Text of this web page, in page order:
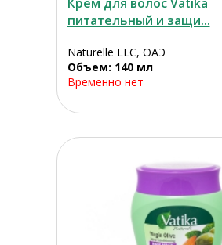
Крем для волос Vatika
питательный и защи...
Naturelle LLC, ОАЭ
Объем: 140 мл
Временно нет